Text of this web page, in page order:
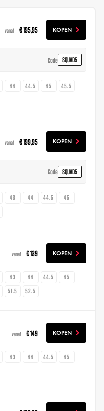
vanaf € 195,95 KOPEN
Code SQUAD5
44 44.5 45
45.5
vanaf € 199,95 KOPEN
Code SQUAD5
43 44 44.5
45
vanaf € 139 KOPEN
43 44 44.5
45
51.5 52.5
vanaf € 149 KOPEN
43 44 44.5
45